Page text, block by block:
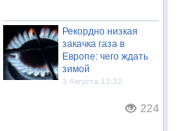
Рекордно низкая
закачка газа в
Европе: чего ждать
зимой
3 Августа 13:32
224